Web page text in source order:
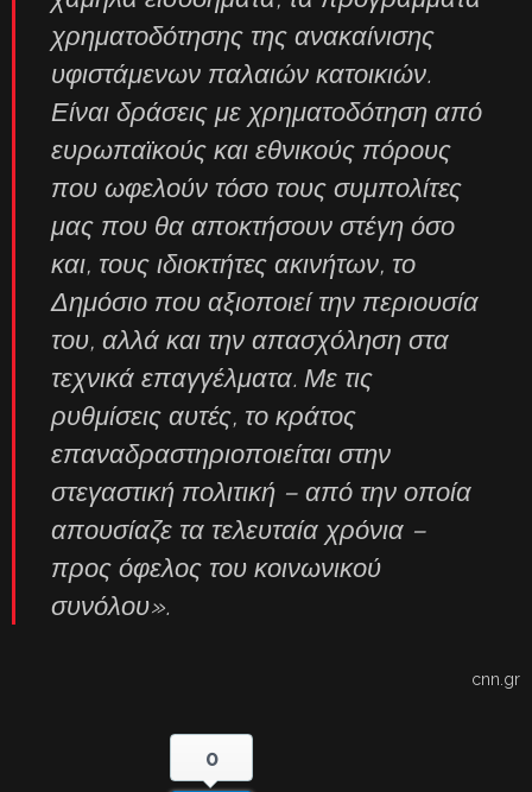
χρηματοδότησης της ανακαίνισης
υφιστάμενων παλαιών κατοικιών.
Είναι δράσεις με χρηματοδότηση από
ευρωπαϊκούς και εθνικούς πόρους
που ωφελούν τόσο τους συμπολίτες
μας που θα αποκτήσουν στέγη όσο
και, τους ιδιοκτήτες ακινήτων, το
Δημόσιο που αξιοποιεί την περιουσία
του, αλλά και την απασχόληση στα
τεχνικά επαγγέλματα. Με τις
ρυθμίσεις αυτές, το κράτος
επαναδραστηριοποιείται στην
στεγαστική πολιτική – από την οποία
απουσίαζε τα τελευταία χρόνια –
προς όφελος του κοινωνικού
συνόλου».
cnn.gr
0